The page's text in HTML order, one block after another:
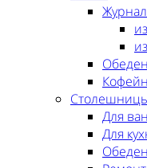
Для
Для